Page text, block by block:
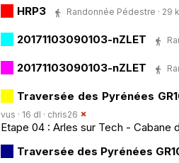
HRP3
Randonnée Pédestre · 29
20171103090103-nZLET
20171103090103-nZLET
Traversée des Pyrénées
vus · 16 dl · chris26
Etape 04 : Arles sur Tech - Cabane
Traversée des Pyrénées